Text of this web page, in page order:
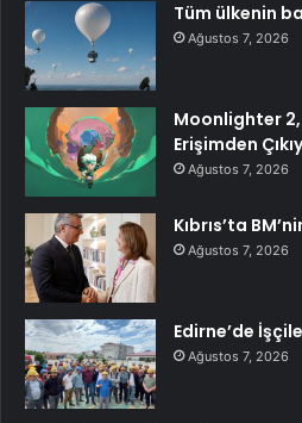
Tüm ülkenin
Ağustos 7, 2026
Moonlighter 2,
Erişimden
Ağustos 7, 2026
Kıbrıs’ta
Ağustos 7, 2026
Edirne’de
Ağustos 7, 2026